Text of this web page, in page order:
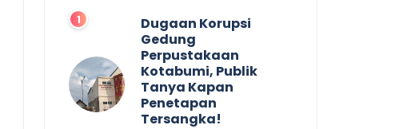
Dugaan Korupsi
Gedung
Perpustakaan
Kotabumi, Publik
Tanya Kapan
Penetapan
Tersangka!